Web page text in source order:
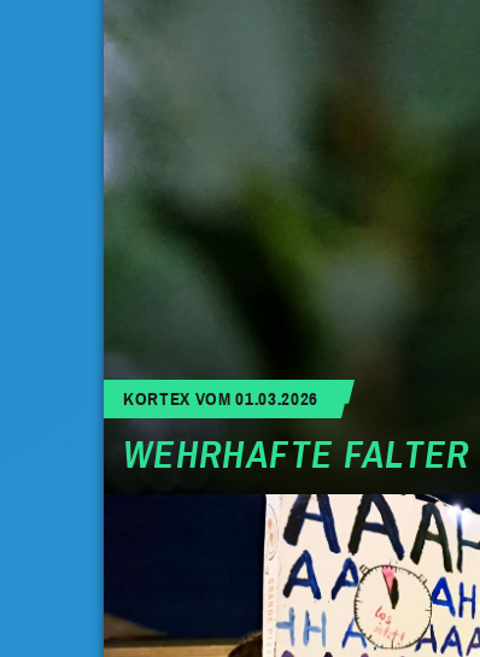
KORTEX VOM 01.03.2026
WEHRHAFTE FALTER